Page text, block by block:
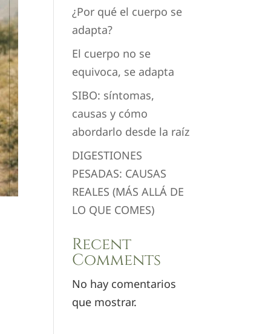
¿Por qué el cuerpo se
adapta?
El cuerpo no se
equivoca, se adapta
SIBO: síntomas,
causas y cómo
abordarlo desde la raíz
DIGESTIONES
PESADAS: CAUSAS
REALES (MÁS ALLÁ DE
LO QUE COMES)
Recent
Comments
No hay comentarios
que mostrar.